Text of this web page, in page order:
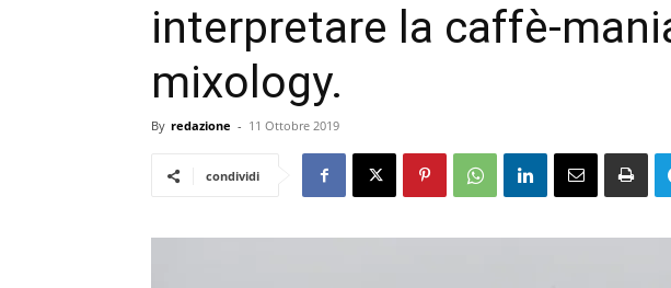
interpretare la caffè-
mixology.
By redazione - 11 Ottobre 2019
condividi